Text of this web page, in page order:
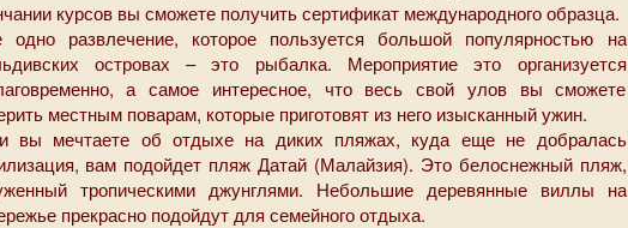
курсов вы сможете получить сертификат международного образца.
одно развлечение, которое пользуется большой популярностью на
островах – это рыбалка. Мероприятие это организуется
а самое интересное, что весь свой улов вы сможете
местным поварам, которые приготовят из него изысканный ужин.
вы мечтаете об отдыхе на диких пляжах, куда еще не добралась
вам подойдет пляж Датай (Малайзия). Это белоснежный пляж,
тропическими джунглями. Небольшие деревянные виллы на
прекрасно подойдут для семейного отдыха.